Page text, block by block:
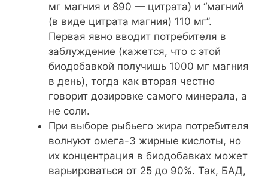
мг магния и 890 — цитрата) и “магний
(в виде цитрата магния) 110 мг”.
Первая явно вводит потребителя в
заблуждение (кажется, что с этой
биодобавкой получишь 1000 мг магния
в день), тогда как вторая честно
говорит дозировке самого минерала, а
не соли.
При выборе рыбьего жира потребителя
волнуют омега-3 жирные кислоты, но
их концентрация в биодобавках может
варьироваться от 25 до 90%. Так, БАД,